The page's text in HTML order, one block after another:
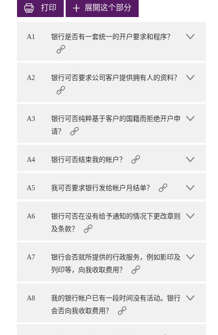
打印 展開这个部分
A1 银行是否有一套统一的开户要求和程序？
A2 银行可否要求公司客户提供拥有人的资料？
A3
银行可否纯粹基于客户的国籍而拒绝开户申
请？
A4 银行可否结束我的帐户？
A5 我可否要求银行发给帐户月结单？
A6
银行可否在没有给予通知的情况下更改章则
及条款？
A7
银行会否就所提供的行政服务，例如影印及
列印等，向我收取费用？
A8
我的银行帐户已有一段时间没有活动。银行
会否向我收取费用？